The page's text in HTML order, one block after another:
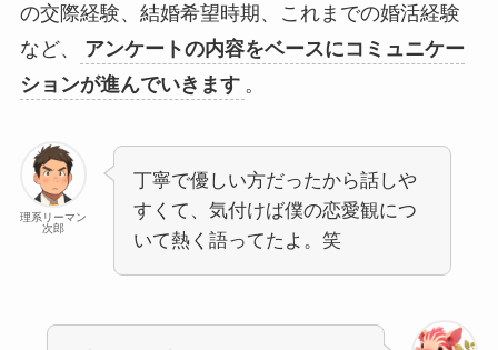
の交際経験、結婚希望時期、これまでの婚活経験
など、
アンケートの内容をベースにコミュニケー
ションが進んでいきます 。
理系リーマン
次郎
丁寧で優しい方だったから話しや
すくて、気付けば僕の恋愛観につ
いて熱く語ってたよ。笑